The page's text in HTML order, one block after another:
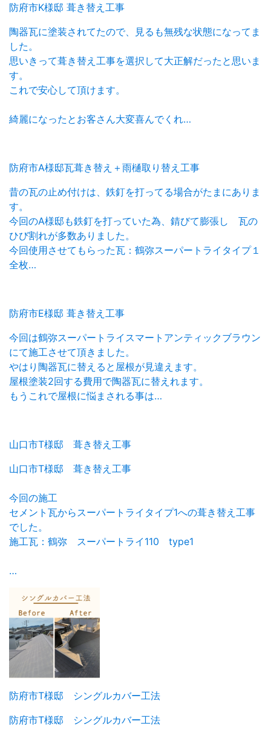
防府市K様邸 葺き替え工事
陶器瓦に塗装されてたので、見るも無残な状態になってま
した。
思いきって葺き替え工事を選択して大正解だったと思いま
す。
これで安心して頂けます。
綺麗になったとお客さん大変喜んでくれ…
防府市A様邸瓦葺き替え＋雨樋取り替え工事
昔の瓦の止め付けは、鉄釘を打ってる場合がたまにありま
す。
今回のA様邸も鉄釘を打っていた為、錆びて膨張し 瓦の
ひび割れが多数ありました。
今回使用させてもらった瓦：鶴弥スーパートライタイプ１
全枚…
防府市E様邸 葺き替え工事
今回は鶴弥スーパートライスマートアンティックブラウン
にて施工させて頂きました。
やはり陶器瓦に替えると屋根が見違えます。
屋根塗装2回する費用で陶器瓦に替えれます。
もうこれで屋根に悩まされる事は…
山口市T様邸 葺き替え工事
山口市T様邸 葺き替え工事
今回の施工
セメント瓦からスーパートライタイプ1への葺き替え工事
でした。
施工瓦：鶴弥 スーパートライ110 type1
…
防府市T様邸 シングルカバー工法
防府市T様邸 シングルカバー工法